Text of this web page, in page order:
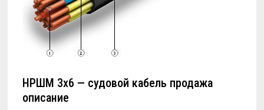
НРШМ 3х6 — судовой кабель продажа
описание